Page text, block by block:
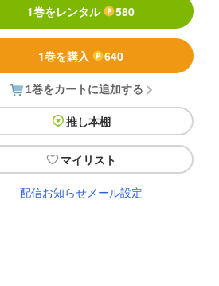
1巻をレンタル 580
1巻を購入 640
1巻をカートに追加する
推し本棚
マイリスト
配信お知らせメール設定